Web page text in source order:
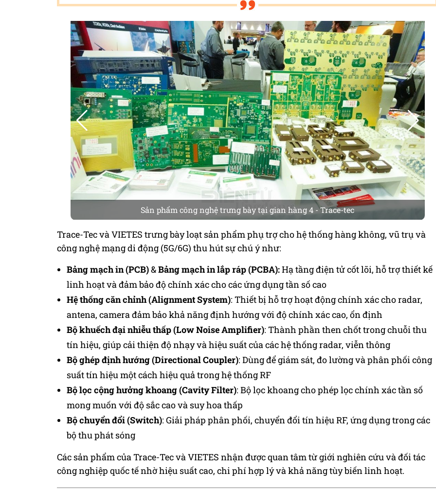
Sản phẩm công nghệ trưng bày tại gian hàng 4 - Trace-tec
Trace-Tec và VIETES trưng bày loạt sản phẩm phụ trợ cho hệ thống hàng không, vũ trụ và
công nghệ mạng di động (5G/6G) thu hút sự chú ý như:
Bảng mạch in (PCB)&Bảng mạch in lắp ráp (PCBA):Hạ tầng điện tử cốt lõi, hỗ trợ thiết kế
linh hoạt và đảm bảo độ chính xác cho các ứng dụng tần số cao
Hệ thống căn chỉnh (Alignment System): Thiết bị hỗ trợ hoạt động chính xác cho radar,
antena, camera đảm bảo khả năng định hướng với độ chính xác cao, ổn định
Bộ khuếch đại nhiễu thấp (Low Noise Amplifier): Thành phần then chốt trong chuỗi thu
tín hiệu, giúp cải thiện độ nhạy và hiệu suất của các hệ thống radar, viễn thông
Bộ ghép định hướng (Directional Coupler): Dùng để giám sát, đo lường và phân phối công
suất tín hiệu một cách hiệu quả trong hệ thống RF
Bộ lọc cộng hưởng khoang (Cavity Filter): Bộ lọc khoang cho phép lọc chính xác tần số
mong muốn với độ sắc cao và suy hoa thấp
Bộ chuyển đổi (Switch): Giải pháp phân phối, chuyển đổi tín hiệu RF, ứng dụng trong các
bộ thu phát sóng
Các sản phẩm của Trace-Tec và VIETES nhận được quan tâm từ giới nghiên cứu và đối tác
công nghiệp quốc tế nhờ hiệu suất cao, chi phí hợp lý và khả năng tùy biến linh hoạt.